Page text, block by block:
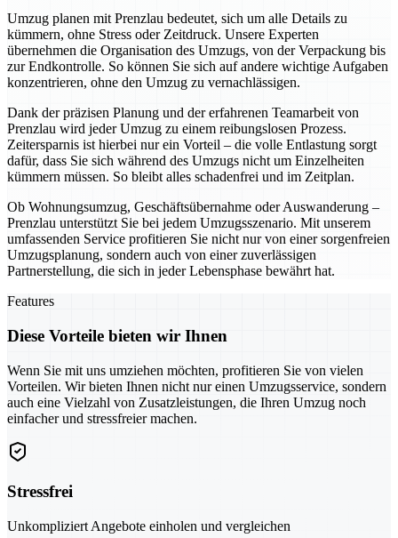
Umzug planen mit Prenzlau bedeutet, sich um alle Details zu
kümmern, ohne Stress oder Zeitdruck. Unsere Experten
übernehmen die Organisation des Umzugs, von der Verpackung bis
zur Endkontrolle. So können Sie sich auf andere wichtige Aufgaben
konzentrieren, ohne den Umzug zu vernachlässigen.
Dank der präzisen Planung und der erfahrenen Teamarbeit von
Prenzlau wird jeder Umzug zu einem reibungslosen Prozess.
Zeitersparnis ist hierbei nur ein Vorteil – die volle Entlastung sorgt
dafür, dass Sie sich während des Umzugs nicht um Einzelheiten
kümmern müssen. So bleibt alles schadenfrei und im Zeitplan.
Ob Wohnungsumzug, Geschäftsübernahme oder Auswanderung –
Prenzlau unterstützt Sie bei jedem Umzugsszenario. Mit unserem
umfassenden Service profitieren Sie nicht nur von einer sorgenfreien
Umzugsplanung, sondern auch von einer zuverlässigen
Partnerstellung, die sich in jeder Lebensphase bewährt hat.
Features
Diese Vorteile bieten wir Ihnen
Wenn Sie mit uns umziehen möchten, profitieren Sie von vielen
Vorteilen. Wir bieten Ihnen nicht nur einen Umzugsservice, sondern
auch eine Vielzahl von Zusatzleistungen, die Ihren Umzug noch
einfacher und stressfreier machen.
Stressfrei
Unkompliziert Angebote einholen und vergleichen